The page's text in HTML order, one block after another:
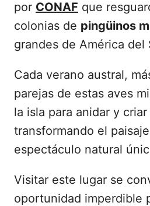
por CONAF que
colonias de pingüinos
grandes de América del
Cada verano austral,
parejas de estas aves
la isla para anidar y
transformando el
espectáculo natural
Visitar este lugar se
oportunidad imperdible